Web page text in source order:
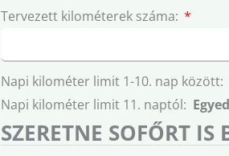
Tervezett kilométerek száma:
Napi kilométer limit 1-10. nap között:
Napi kilométer limit 11. naptól:
SZERETNE SOFŐRT IS